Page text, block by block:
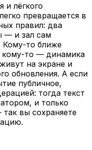
и лёгкого
превращается в
правил: два
— и зал сам
Кому-то ближе
кому-то — динамика
на экране и
обновления. А если
публичное,
тогда текст
и только
вы сохраняете